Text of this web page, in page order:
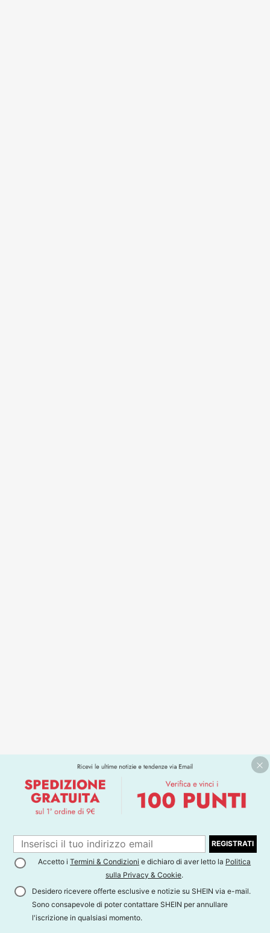
REGISTRATI
Accetto iTermini & Condizioni e dichiaro di aver letto la Politica
sulla Privacy & Cookie.
Desidero ricevere offerte esclusive e notizie su SHEIN via e-mail.
Sono consapevole di poter contattare SHEIN per annullare
l'iscrizione in qualsiasi momento.